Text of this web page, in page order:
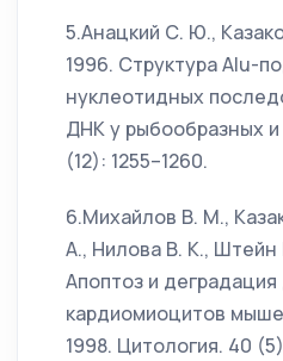
5.Анацкий С. Ю.,
1996. Структура Alu-
нуклеотидных
ДНК у рыбообразных
(12): 1255–1260.
6.Михайлов В. М.,
А., Нилова В. К., Штейн
Апоптоз и
кардиомиоцитов
1998. Цитология. 40